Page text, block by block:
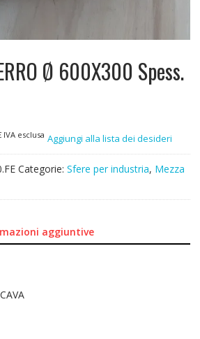
Ø 600X300 Spess.
IVA esclusa Aggiungi alla lista dei desideri
Categorie: Sfere per industria, Mezza
aggiuntive